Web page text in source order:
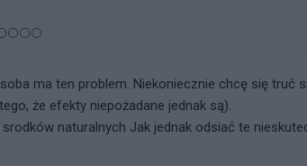
ma ten problem. Niekoniecznie chcę się truć
że efekty niepożadane jednak są).
srodków naturalnych Jak jednak odsiać te